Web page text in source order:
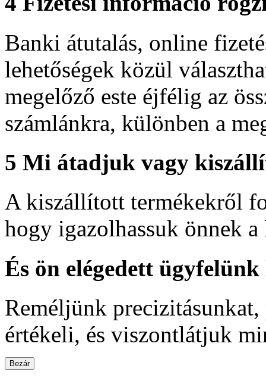
Banki átutalás, online
lehetőségek közül
megelőző este éjfélig az
számlánkra, különben a
5 Mi átadjuk vagy
A kiszállított termékekről
hogy igazolhassuk önnek
És ön elégedett ügyfelünk
Reméljünk
értékeli, és viszontlátjuk
Bezár